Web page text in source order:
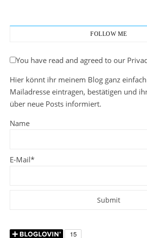
FOLLOW ME
You have read and agreed to our
Hier könnt ihr meinem Blog ganz
Mailadresse eintragen, bestätigen und
über neue Posts informiert.
Name
E-Mail*